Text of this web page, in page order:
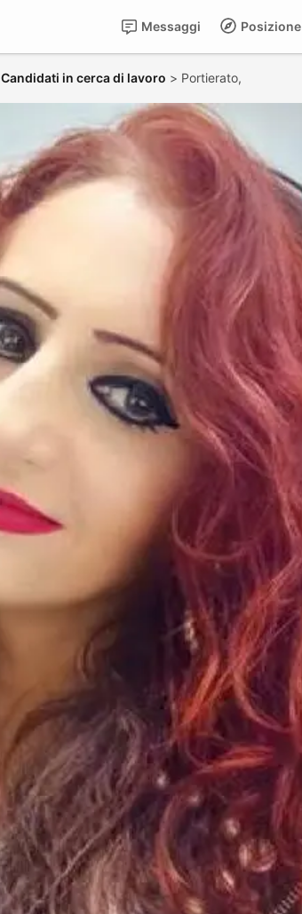
Posizione
Messaggi
Candidati in cerca di lavoro > Portierato,